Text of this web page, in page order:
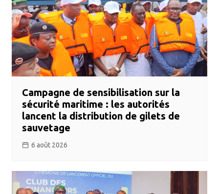
Campagne de sensibilisation sur la
sécurité maritime : les autorités
lancent la distribution de gilets de
sauvetage
6 août 2026